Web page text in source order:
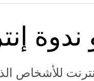
للأشخاص